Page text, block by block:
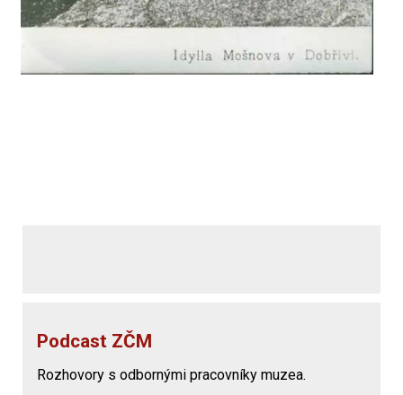
Podcast ZČM
Rozhovory s odbornými pracovníky muzea.